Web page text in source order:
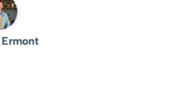
Ermont